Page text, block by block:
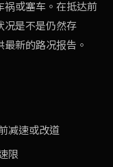
祸或塞车。在抵达前
况是不是仍然存
新的路况报告。
减速或改道
限